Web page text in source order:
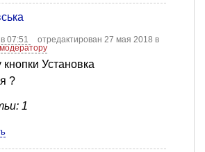
07:51
отредактирован 27 мая 2018 в
кнопки Установка
?
1